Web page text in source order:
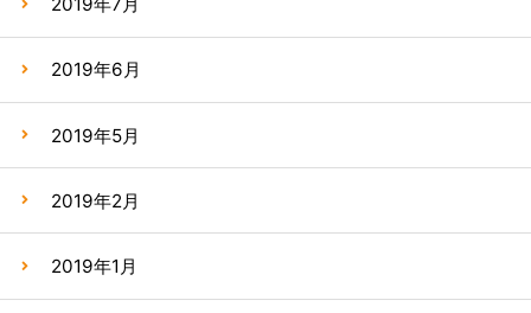
2019年6月
2019年5月
2019年2月
2019年1月